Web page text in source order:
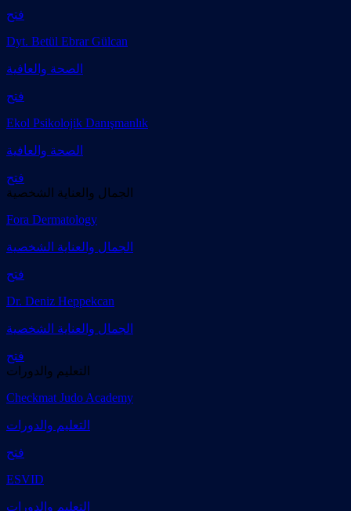
فتح
Dyt. Betül Ebrar Gülcan
الصحة والعافية
فتح
Ekol Psikolojik Danışmanlık
الصحة والعافية
فتح
الجمال والعناية الشخصية
Fora Dermatology
الجمال والعناية الشخصية
فتح
Dr. Deniz Heppekcan
الجمال والعناية الشخصية
فتح
التعليم والدورات
Checkmat Judo Academy
التعليم والدورات
فتح
ESVID
التعليم والدورات